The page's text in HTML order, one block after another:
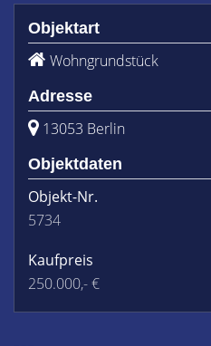
Objektart
Wohngrundstück
Adresse
13053 Berlin
Objektdaten
Objekt-Nr.
5734
Kaufpreis
250.000,- €